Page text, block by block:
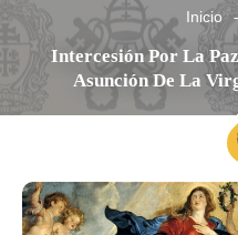
Inicio
Intercesión Por La
Asunción De La